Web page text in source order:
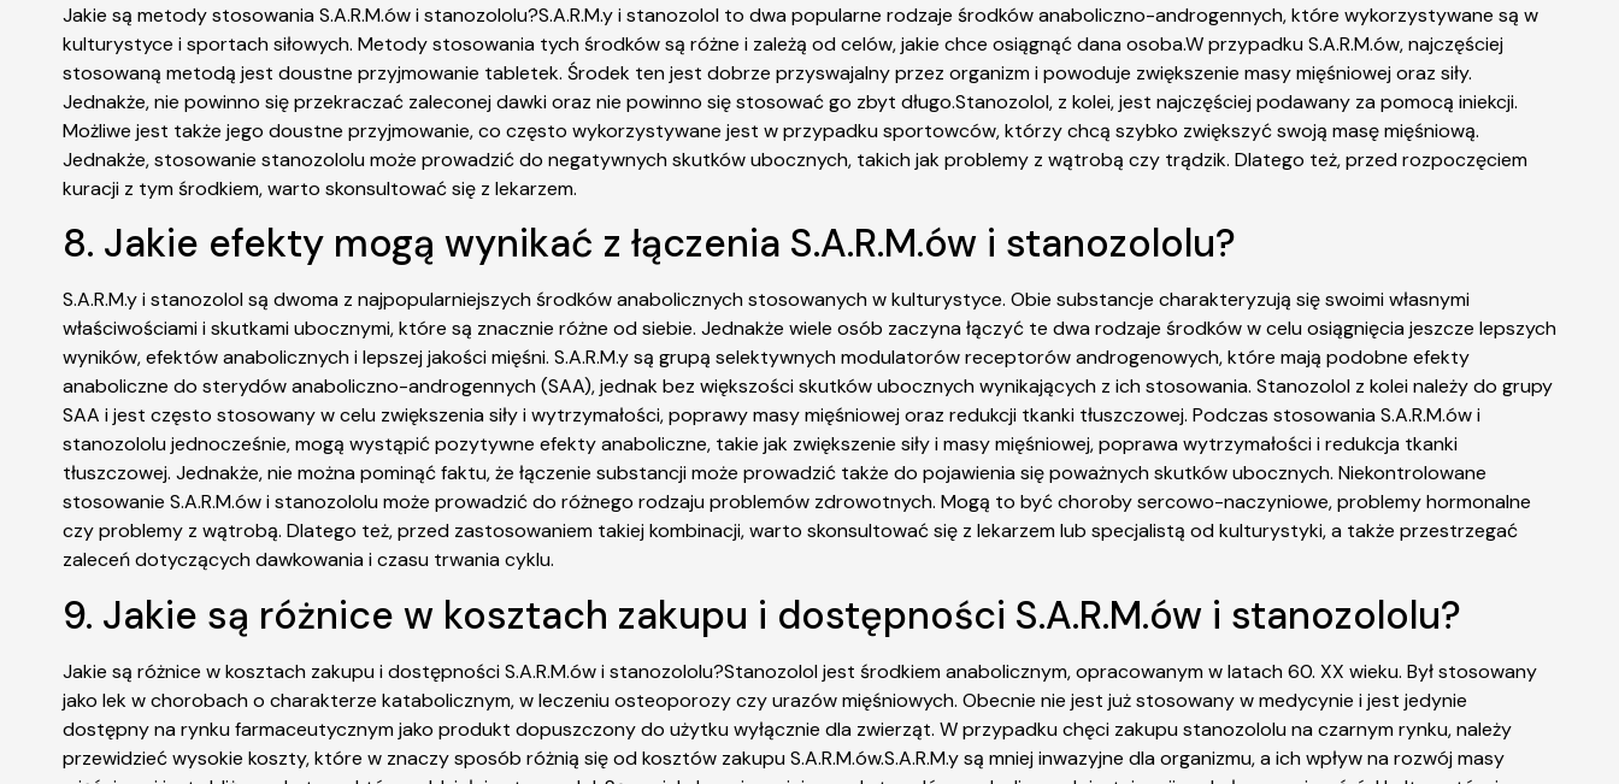
Jakie są metody stosowania S.A.R.M.ów i stanozololu?S.A.R.M.y i stanozolol to dwa popularne rodzaje środków anaboliczno-androgennych, które wykorzystywane są w
kulturystyce i sportach siłowych. Metody stosowania tych środków są różne i zależą od celów, jakie chce osiągnąć dana osoba.W przypadku S.A.R.M.ów, najczęściej
stosowaną metodą jest doustne przyjmowanie tabletek. Środek ten jest dobrze przyswajalny przez organizm i powoduje zwiększenie masy mięśniowej oraz siły.
Jednakże, nie powinno się przekraczać zaleconej dawki oraz nie powinno się stosować go zbyt długo.Stanozolol, z kolei, jest najczęściej podawany za pomocą iniekcji.
Możliwe jest także jego doustne przyjmowanie, co często wykorzystywane jest w przypadku sportowców, którzy chcą szybko zwiększyć swoją masę mięśniową.
Jednakże, stosowanie stanozololu może prowadzić do negatywnych skutków ubocznych, takich jak problemy z wątrobą czy trądzik. Dlatego też, przed rozpoczęciem
kuracji z tym środkiem, warto skonsultować się z lekarzem.
8. Jakie efekty mogą wynikać z łączenia S.A.R.M.ów i stanozololu?
S.A.R.M.y i stanozolol są dwoma z najpopularniejszych środków anabolicznych stosowanych w kulturystyce. Obie substancje charakteryzują się swoimi własnymi
właściwościami i skutkami ubocznymi, które są znacznie różne od siebie. Jednakże wiele osób zaczyna łączyć te dwa rodzaje środków w celu osiągnięcia jeszcze lepszych
wyników, efektów anabolicznych i lepszej jakości mięśni. S.A.R.M.y są grupą selektywnych modulatorów receptorów androgenowych, które mają podobne efekty
anaboliczne do sterydów anaboliczno-androgennych (SAA), jednak bez większości skutków ubocznych wynikających z ich stosowania. Stanozolol z kolei należy do grupy
SAA i jest często stosowany w celu zwiększenia siły i wytrzymałości, poprawy masy mięśniowej oraz redukcji tkanki tłuszczowej. Podczas stosowania S.A.R.M.ów i
stanozololu jednocześnie, mogą wystąpić pozytywne efekty anaboliczne, takie jak zwiększenie siły i masy mięśniowej, poprawa wytrzymałości i redukcja tkanki
tłuszczowej. Jednakże, nie można pominąć faktu, że łączenie substancji może prowadzić także do pojawienia się poważnych skutków ubocznych. Niekontrolowane
stosowanie S.A.R.M.ów i stanozololu może prowadzić do różnego rodzaju problemów zdrowotnych. Mogą to być choroby sercowo-naczyniowe, problemy hormonalne
czy problemy z wątrobą. Dlatego też, przed zastosowaniem takiej kombinacji, warto skonsultować się z lekarzem lub specjalistą od kulturystyki, a także przestrzegać
zaleceń dotyczących dawkowania i czasu trwania cyklu.
9. Jakie są różnice w kosztach zakupu i dostępności S.A.R.M.ów i stanozololu?
Jakie są różnice w kosztach zakupu i dostępności S.A.R.M.ów i stanozololu?Stanozolol jest środkiem anabolicznym, opracowanym w latach 60. XX wieku. Był stosowany
jako lek w chorobach o charakterze katabolicznym, w leczeniu osteoporozy czy urazów mięśniowych. Obecnie nie jest już stosowany w medycynie i jest jedynie
dostępny na rynku farmaceutycznym jako produkt dopuszczony do użytku wyłącznie dla zwierząt. W przypadku chęci zakupu stanozololu na czarnym rynku, należy
przewidzieć wysokie koszty, które w znaczy sposób różnią się od kosztów zakupu S.A.R.M.ów.S.A.R.M.y są mniej inwazyjne dla organizmu, a ich wpływ na rozwój masy